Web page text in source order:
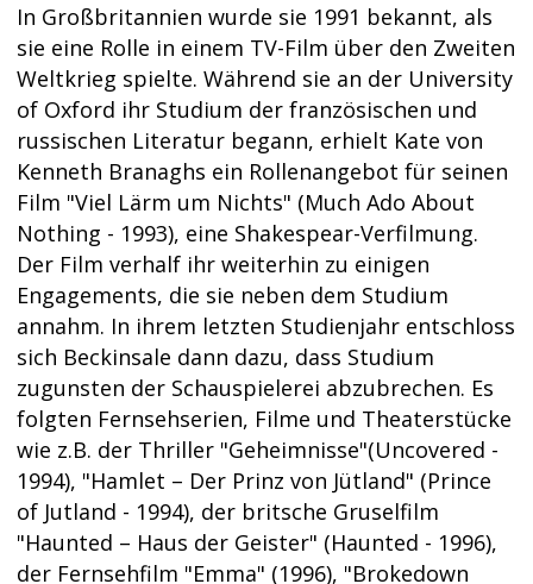
In Großbritannien wurde sie 1991 bekannt, als
sie eine Rolle in einem TV-Film über den Zweiten
Weltkrieg spielte. Während sie an der University
of Oxford ihr Studium der französischen und
russischen Literatur begann, erhielt Kate von
Kenneth Branaghs ein Rollenangebot für seinen
Film "Viel Lärm um Nichts" (Much Ado About
Nothing - 1993), eine Shakespear-Verfilmung.
Der Film verhalf ihr weiterhin zu einigen
Engagements, die sie neben dem Studium
annahm. In ihrem letzten Studienjahr entschloss
sich Beckinsale dann dazu, dass Studium
zugunsten der Schauspielerei abzubrechen. Es
folgten Fernsehserien, Filme und Theaterstücke
wie z.B. der Thriller "Geheimnisse"(Uncovered -
1994), "Hamlet – Der Prinz von Jütland" (Prince
of Jutland - 1994), der britsche Gruselfilm
"Haunted – Haus der Geister" (Haunted - 1996),
der Fernsehfilm "Emma" (1996), "Brokedown